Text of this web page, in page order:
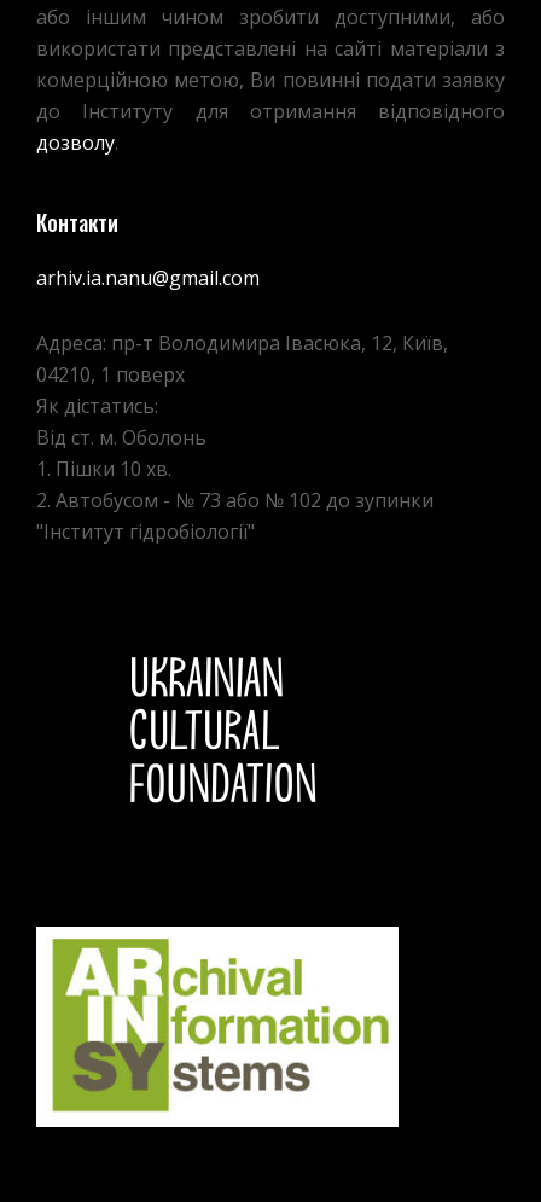
або іншим чином зробити доступними, або
використати представлені на сайті матеріали з
комерційною метою, Ви повинні подати заявку
до Інституту для отримання відповідного
дозволу.
Контакти
arhiv.ia.nanu@gmail.com
Адреса: пр-т Володимира Івасюка, 12, Київ,
04210, 1 поверх
Як дістатись:
Від ст. м. Оболонь
1. Пішки 10 хв.
2. Автобусом - № 73 або № 102 до зупинки
"Інститут гідробіології"